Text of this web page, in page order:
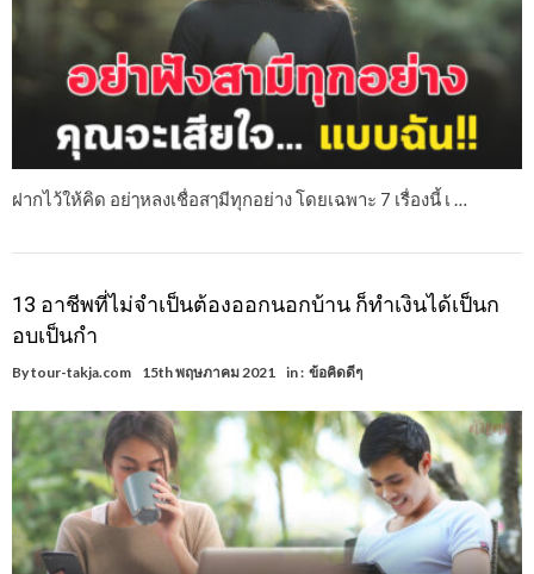
ฝากไว้ให้คิด อย่ๅหลงเชื่อสๅมีทุกอย่าง โดยเฉพาะ 7 เรื่องนี้ เ …
13 อาชีพที่ไม่จำเป็นต้องออกนอกบ้าน ก็ทำเงินได้เป็นก
อบเป็นกำ
Bytour-takja.com 15th พฤษภาคม 2021 in : ข้อคิดดีๆ